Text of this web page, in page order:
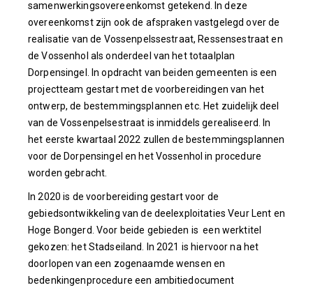
samenwerkingsovereenkomst getekend. In deze
overeenkomst zijn ook de afspraken vastgelegd over de
realisatie van de Vossenpelssestraat, Ressensestraat en
de Vossenhol als onderdeel van het totaalplan
Dorpensingel. In opdracht van beiden gemeenten is een
projectteam gestart met de voorbereidingen van het
ontwerp, de bestemmingsplannen etc. Het zuidelijk deel
van de Vossenpelsestraat is inmiddels gerealiseerd. In
het eerste kwartaal 2022 zullen de bestemmingsplannen
voor de Dorpensingel en het Vossenhol in procedure
worden gebracht.
In 2020 is de voorbereiding gestart voor de
gebiedsontwikkeling van de deelexploitaties Veur Lent en
Hoge Bongerd. Voor beide gebieden is een werktitel
gekozen: het Stadseiland. In 2021 is hiervoor na het
doorlopen van een zogenaamde wensen en
bedenkingenprocedure een ambitiedocument